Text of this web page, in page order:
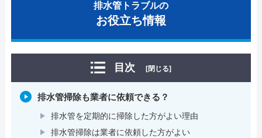
排水管トラブルの
お役立ち情報
目次 [閉じる]
排水管掃除も業者に依頼できる？
排水管を定期的に掃除した方がよい理由
排水管掃除は業者に依頼した方がよい